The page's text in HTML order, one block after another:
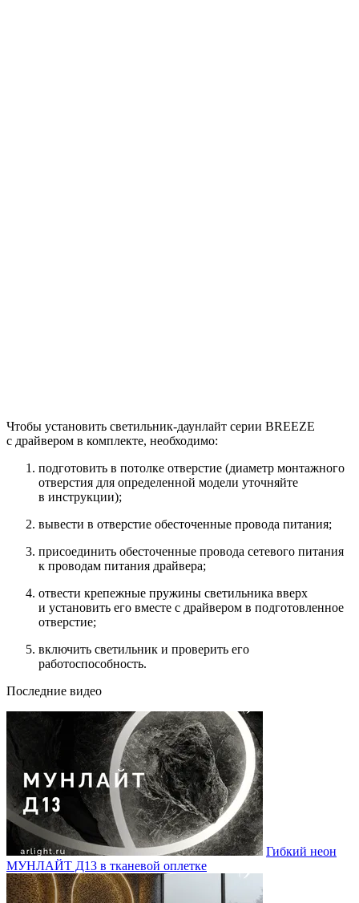
Чтобы установить светильник-даунлайт серии BREEZE
с драйвером в комплекте, необходимо:
подготовить в потолке отверстие (диаметр монтажного
отверстия для определенной модели уточняйте
в инструкции);
вывести в отверстие обесточенные провода питания;
присоединить обесточенные провода сетевого питания
к проводам питания драйвера;
отвести крепежные пружины светильника вверх
и установить его вместе с драйвером в подготовленное
отверстие;
включить светильник и проверить его
работоспособность.
Последние видео
Гибкий неон
МУНЛАЙТ Д13 в тканевой оплетке